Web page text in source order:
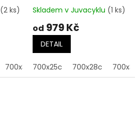
(2 ks)
700x38c
Skladem v Juvacyklu (1 ks)
od 979 Kč
DETAIL
700x25c 700x28c